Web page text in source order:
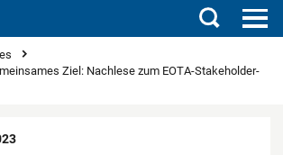
Suchen
Ziel: Nachlese zum EOTA-Stakeholder-